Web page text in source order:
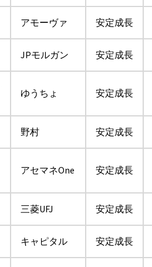
アモーヴァ 安定成長
JPモルガン 安定成長
ゆうちょ 安定成長
野村 安定成長
アセマネOne 安定成長
三菱UFJ 安定成長
キャピタル 安定成長